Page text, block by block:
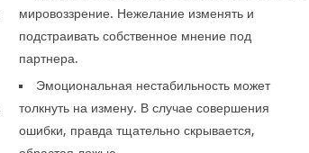
мировоззрение. Нежелание изменять и
подстраивать собственное мнение под
партнера.
Эмоциональная нестабильность может
толкнуть на измену. В случае совершения
ошибки, правда тщательно скрывается,